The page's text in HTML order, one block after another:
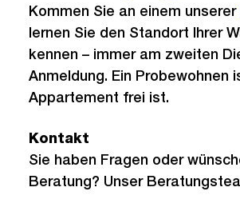
Kommen Sie an einem unserer
lernen Sie den Standort Ihrer
kennen – immer am zweiten
Anmeldung. Ein
Appartement frei ist.
Kontakt
Sie haben Fragen oder
Beratung? Unser